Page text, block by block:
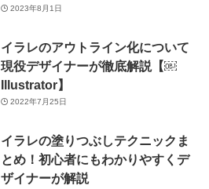
2023年8月1日
イラレのアウトライン化について
現役デザイナーが徹底解説【￼
Illustrator】
2022年7月25日
イラレの塗りつぶしテクニックま
とめ！初心者にもわかりやすくデ
ザイナーが解説